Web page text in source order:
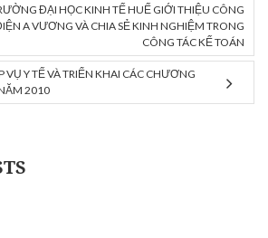
ĐẠI HỌC KINH TẾ HUẾ GIỚI THIỆU CÔNG
A VƯƠNG VÀ CHIA SẺ KINH NGHIỆM TRONG
CÔNG TÁC KẾ TOÁN
VỤ Y TẾ VÀ TRIỂN KHAI CÁC CHƯƠNG
2010